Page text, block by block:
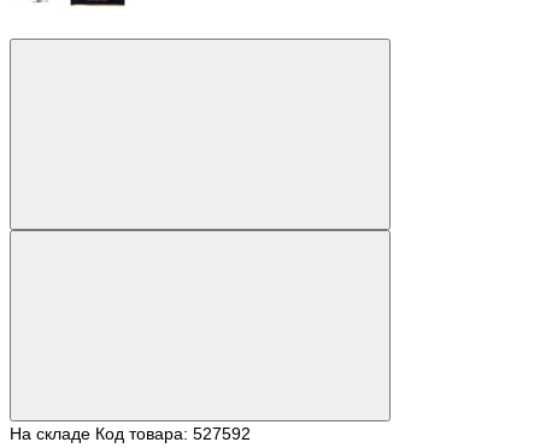
На складе Код товара: 527592